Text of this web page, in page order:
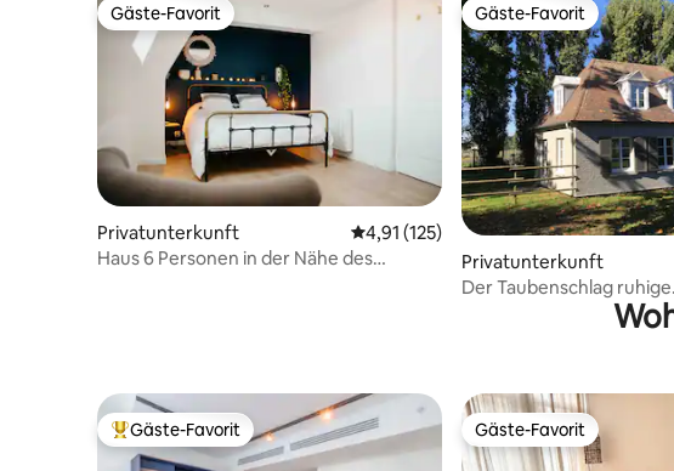
Gäste-Favorit
Gäste-Favorit
Privatunterkunft Durchschnittliche Bewertung: 4,91
4,91 (125)
Haus 6 Personen in der Nähe des
Gäste-Favorit
Gäste-Favorit
Privatunterkunft
Der Taubenschlag ruhige
Ferienwohnung ideal
Beliebter Gäste-Favorit.
Gäste-Favorit Gäste-Favorit
Gäste-Favorit